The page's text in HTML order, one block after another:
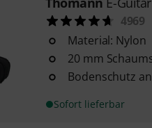
4969
Material: Nylon
20 mm
Bodenschutz
Sofort lieferbar